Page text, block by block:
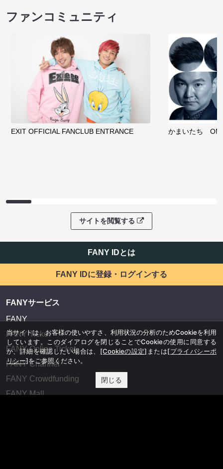
ファンコミュニティ
EXIT OFFICIAL FANCLUB ENTRANCE かまいたち
サイトを閲覧する
FANY IDとは
FANY IDに登録・ログインする
FANYサービス
FANY
FANY Ticket
FANY Online Ticket
FANY Channel
FANY Crowdfunding
FANY Mall
当サイトは、お客様の使いやすさ、利用状況の分析のためCookieを利用
しています。このダイアログを閉じることでCookieの使用に同意する
か、詳細を確認したい場合は、 [Cookieの設定] または[プライバシーポ
リシー]をご参照ください。
閉じる